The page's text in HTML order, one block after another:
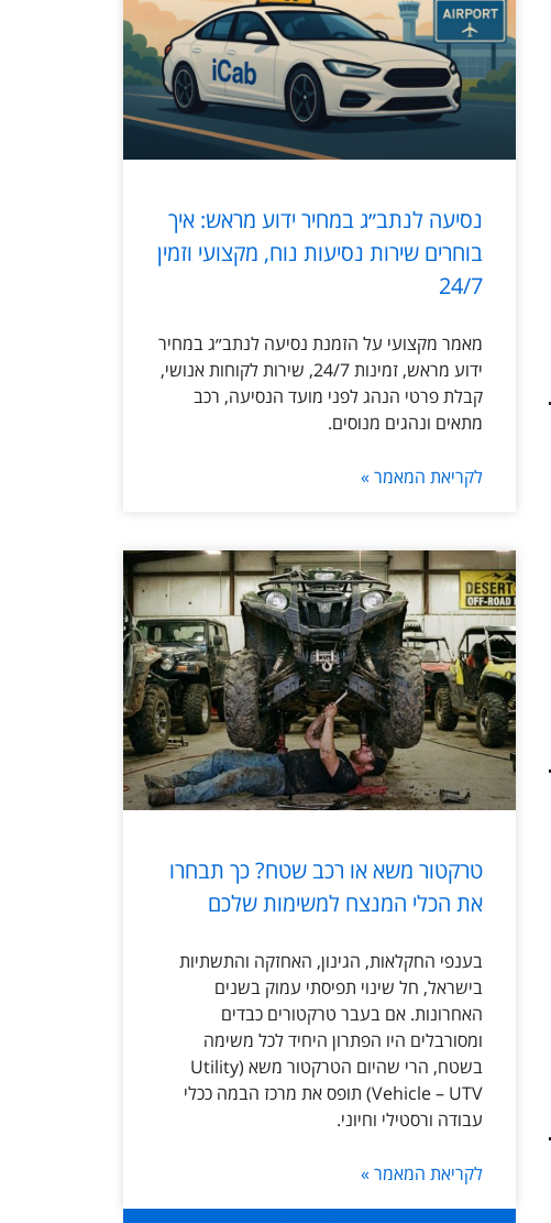
נסיעה לנתב״ג במחיר ידוע מראש: איך
בוחרים שירות נסיעות נוח, מקצועי וזמין
24/7
מאמר מקצועי על הזמנת נסיעה לנתב״ג במחיר
ידוע מראש, זמינות 24/7, שירות לקוחות אנושי,
קבלת פרטי הנהג לפני מועד הנסיעה, רכב
מתאים ונהגים מנוסים.
לקריאת המאמר »
טרקטור משא או רכב שטח? כך תבחרו
את הכלי המנצח למשימות שלכם
בענפי החקלאות, הגינון, האחזקה והתשתיות
בישראל, חל שינוי תפיסתי עמוק בשנים
האחרונות. אם בעבר טרקטורים כבדים
ומסורבלים היו הפתרון היחיד לכל משימה
בשטח, הרי שהיום הטרקטור משא (Utility
Vehicle – UTV) תופס את מרכז הבמה ככלי
עבודה ורסטילי וחיוני.
לקריאת המאמר »